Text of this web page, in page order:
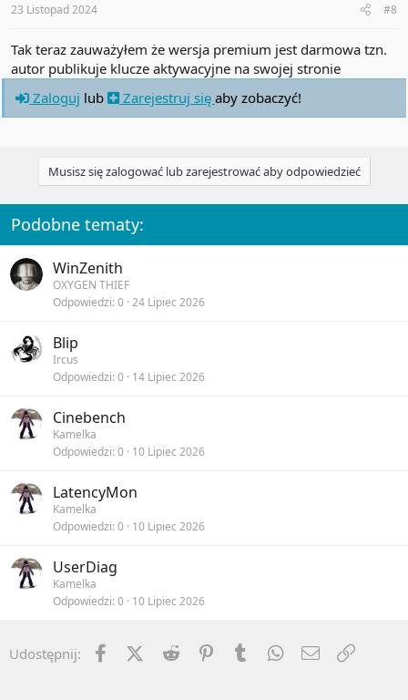
23 Listopad 2024 #8
Tak teraz zauważyłem że wersja premium jest darmowa tzn.
autor publikuje klucze aktywacyjne na swojej stronie
Zaloguj lub Zarejestruj się aby zobaczyć!
Musisz się zalogować lub zarejestrować aby odpowiedzieć
Podobne tematy:
WinZenith
OXYGEN THIEF
Odpowiedzi 0 24 Lipiec 2026
Blip
Ircus
Odpowiedzi 0 14 Lipiec 2026
Cinebench
Kamelka
Odpowiedzi 0 10 Lipiec 2026
LatencyMon
Kamelka
Odpowiedzi 0 10 Lipiec 2026
UserDiag
Kamelka
Odpowiedzi 0 10 Lipiec 2026
Udostępnij: FacebookX (Twitter)
Reddit PinterestTumblr WhatsApp
Email